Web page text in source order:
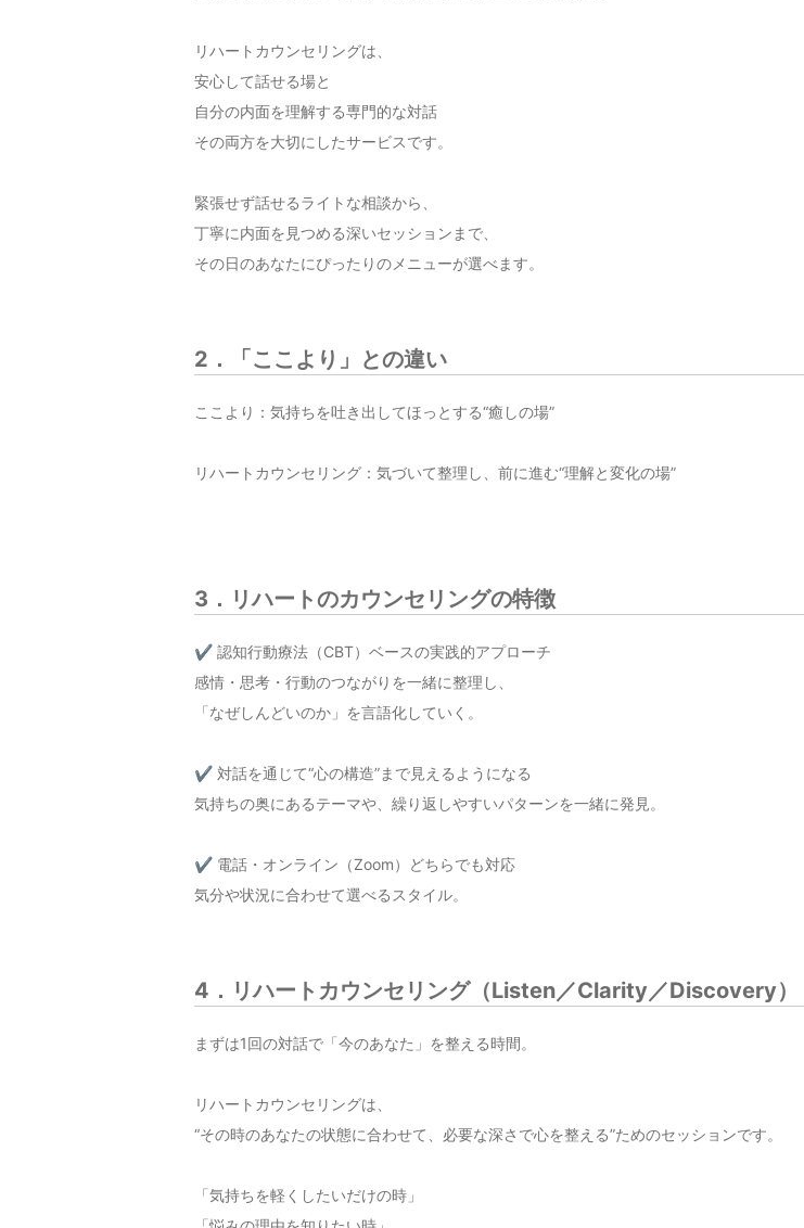
リハートカウンセリングは、
安心して話せる場と
自分の内面を理解する専門的な対話
その両方を大切にしたサービスです。
緊張せず話せるライトな相談から、
丁寧に内面を見つめる深いセッションまで、
その日のあなたにぴったりのメニューが選べます。
2．「ここより」との違い
ここより：気持ちを吐き出してほっとする“癒しの場”
リハートカウンセリング：気づいて整理し、前に進む“理解と変化の場”
3．リハートのカウンセリングの特徴
✔ 認知行動療法（CBT）ベースの実践的アプローチ
感情・思考・行動のつながりを一緒に整理し、
「なぜしんどいのか」を言語化していく。
✔ 対話を通じて“心の構造”まで見えるようになる
気持ちの奥にあるテーマや、繰り返しやすいパターンを一緒に発見。
✔ 電話・オンライン（Zoom）どちらでも対応
気分や状況に合わせて選べるスタイル。
4．リハートカウンセリング（Listen／Clarity／Discovery）
まずは1回の対話で「今のあなた」を整える時間。
リハートカウンセリングは、
“その時のあなたの状態に合わせて、必要な深さで心を整える”ためのセッションです。
「気持ちを軽くしたいだけの時」